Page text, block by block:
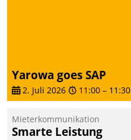
entschieden - als erstes
Unternehmen am
Yarowa goes SAP
2. Juli 2026 11:00 – 11:30
Mieterkommunikation
Smarte Leistung